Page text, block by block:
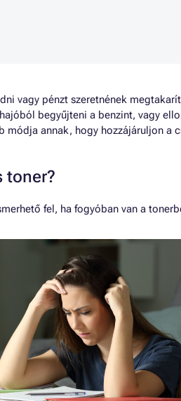
vagy pénzt szeretnének
begyűjteni a benzint, vagy
módja annak, hogy hozzájáruljon a
toner?
fel, ha fogyóban van a